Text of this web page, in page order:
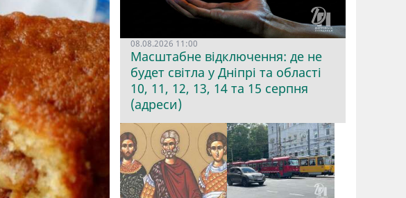
08.08.2026 11:00
Масштабне відключення: де не
будет світла у Дніпрі та області
10, 11, 12, 13, 14 та 15 серпня
(адреси)